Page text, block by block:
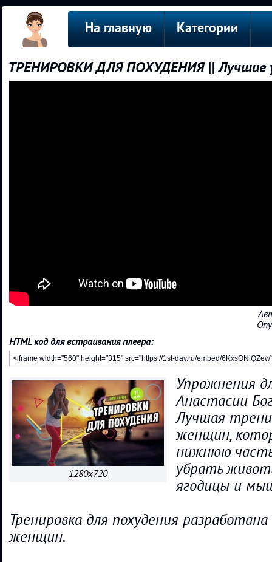
На главную Категории
ТРЕНИРОВКИ ДЛЯ ПОХУДЕНИЯ || Лучшие
HTML код для встраивания плеера:
1280x720
Упражнения
Анастасии
Лучшая
женщин,
нижнюю
убрать
ягодицы и
Тренировка для похудения
женщин.